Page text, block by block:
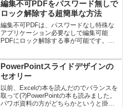
編集不可PDFをパスワード無しで
ロック解除する超簡単な方法
編集不可PDFは、パスワードなし特殊な
アプリケーション必要なしで編集可能
PDFにロック解除する事が可能です。必
のは著作権保護、機密保持、二次配布制
限等の為と思わ...
PowerPointスライドデザインの
セオリー
以前、Excelの本を読んだのでバランスを
取って(?)PowerPointの本も読みました。
パワポ資料の方がどちらかというと掛か